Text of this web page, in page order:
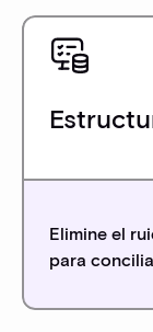
Elimine el
para